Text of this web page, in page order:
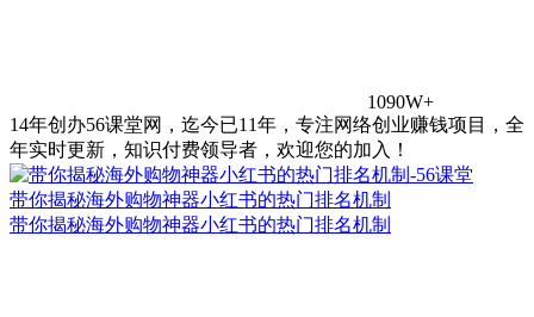
1090W+
14年创办56课堂网，迄今已11年，专注网络创业赚钱项目，全
年实时更新，知识付费领导者，欢迎您的加入！
带你揭秘海外购物神器小红书的热门排名机制
带你揭秘海外购物神器小红书的热门排名机制